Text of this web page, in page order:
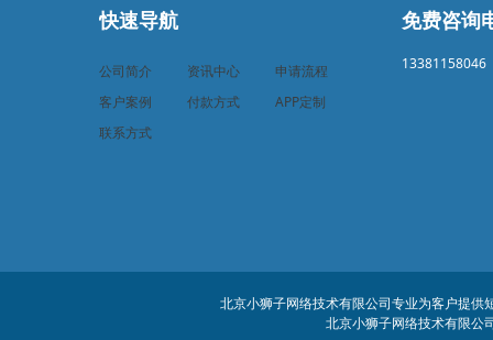
快速导航
公司简介 资讯中心
申请流程
客户案例
付款方式
APP定制
联系方式
免费咨询
13381158046
北京小狮子网络技术有限公司专业为客户提
北京小狮子网络技术有限公